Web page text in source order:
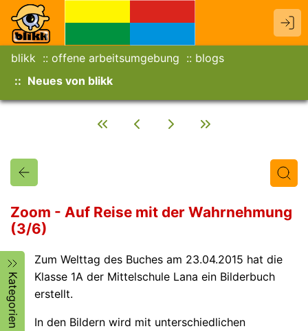
blikk offene arbeitsumgebung
blogs
Neues von blikk
Zoom - Auf Reise mit der Wahrnehmung
(3/6)
Kategorien
Zum Welttag des Buches am 23.04.2015 hat die
Klasse 1A der Mittelschule Lana ein Bilderbuch
erstellt.
In den Bildern wird mit unterschiedlichen